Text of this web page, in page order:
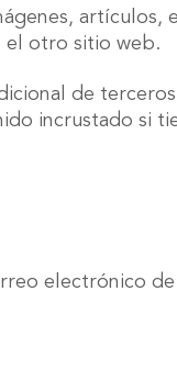
artículos,
el otro sitio web.
de
incrustado si
electrónico